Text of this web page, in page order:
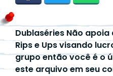
Dublaséries Não
Rips e Ups visando
grupo então você é o
este arquivo em seu